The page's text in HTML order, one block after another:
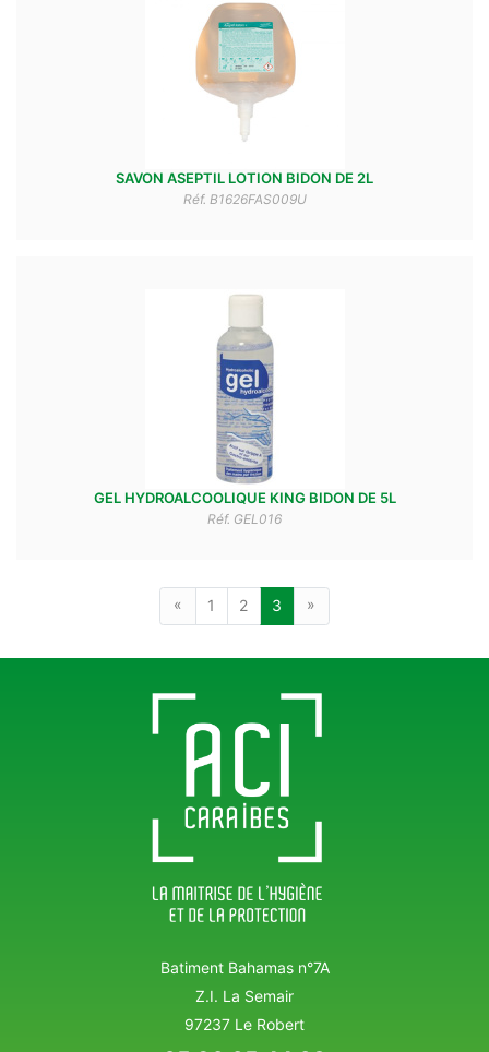
SAVON ASEPTIL LOTION BIDON DE 2L
Réf. B1626FAS009U
GEL HYDROALCOOLIQUE KING BIDON DE 5L
Réf. GEL016
« Previous
1 2 3 »
Batiment Bahamas n°7A
Z.I. La Semair
97237 Le Robert